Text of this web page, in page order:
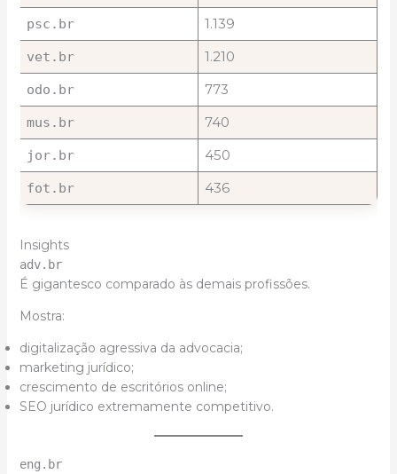
psc.br 1.139
vet.br 1.210
odo.br 773
mus.br 740
jor.br 450
fot.br 436
Insights
adv.br
É gigantesco comparado às demais profissões.
Mostra:
digitalização agressiva da advocacia;
marketing jurídico;
crescimento de escritórios online;
SEO jurídico extremamente competitivo.
eng.br